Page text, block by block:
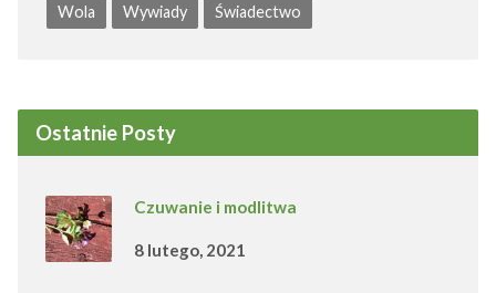
Wola Wywiady Świadectwo
Ostatnie Posty
Czuwanie i modlitwa
8 lutego, 2021